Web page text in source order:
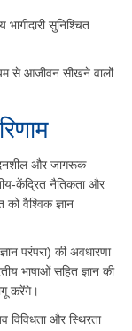
सुनिश्चित
से आजीवन सीखने वालों
और जागरूक
केंद्रित नैतिकता और
वैश्विक ज्ञान
परंपरा) की अवधारणा
भाषाओं सहित ज्ञान की
करेंगे।
विविधता और स्थिरता